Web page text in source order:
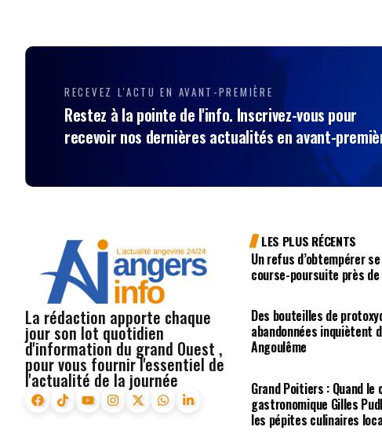
RECEVEZ L'ACTU EN AVANT-PREMIÈRE
Restez à la pointe de l'info. Inscrivez-vous pour
recevoir nos dernières actualités en avant-
La rédaction apporte chaque
jour son lot quotidien
d'information du grand Ouest ,
pour vous fournir l'essentiel de
l'actualité de la journée
LES PLUS RÉCENTS
Un refus d’obtempérer
course-poursuite près de
Des bouteilles de
abandonnées inquiètent
Angoulême
Grand Poitiers : Quand le
gastronomique Gilles
les pépites culinaires